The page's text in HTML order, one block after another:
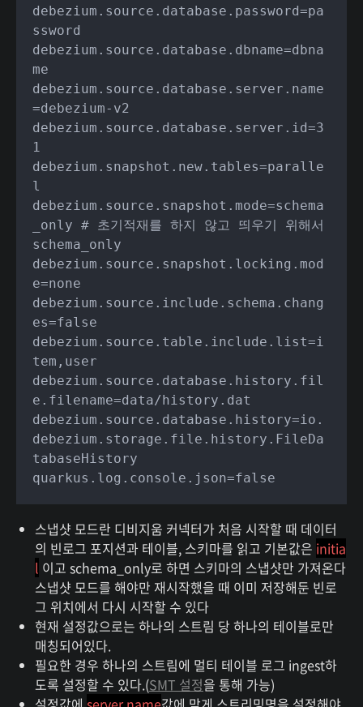
debezium.source.database.password=pa
ssword
debezium.source.database.dbname=dbna
me
debezium.source.database.server.name
=debezium-v2
debezium.source.database.server.id=3
1
debezium.snapshot.new.tables=paralle
l
debezium.source.snapshot.mode=schema
_only # 초기적재를 하지 않고 띄우기 위해서
schema_only
debezium.source.snapshot.locking.mod
e=none
debezium.source.include.schema.chang
es=false
debezium.source.table.include.list=i
tem,user
debezium.source.database.history.fil
e.filename=data/history.dat
debezium.source.database.history=io.
debezium.storage.file.history.FileDa
tabaseHistory
quarkus.log.console.json=false
스냅샷 모드란 디비지움 커넥터가 처음 시작할 때 데이터
의 빈로그 포지션과 테이블, 스키마를 읽고 기본값은 initia
l 이고 schema_only로 하면 스키마의 스냅샷만 가져온다
스냅샷 모드를 해야만 재시작했을 때 이미 저장해둔 빈로
그 위치에서 다시 시작할 수 있다
현재 설정값으로는 하나의 스트림 당 하나의 테이블로만
매칭되어있다.
필요한 경우 하나의 스트림에 멀티 테이블 로그 ingest하
도록 설정할 수 있다.(SMT 설정을 통해 가능)